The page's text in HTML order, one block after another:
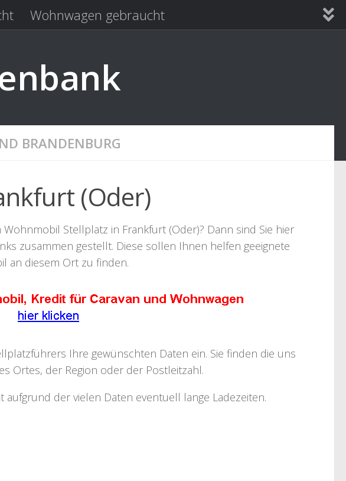
Wohnwagen gebraucht
BRANDENBURG
(Oder)
Stellplatz in Frankfurt (Oder)? Dann sind Sie hier
zusammen gestellt. Diese sollen Ihnen helfen geeignete
an diesem Ort zu finden.
Ihre gewünschten Daten ein. Sie finden die uns
Ortes, der Region oder der Postleitzahl.
der vielen Daten eventuell lange Ladezeiten.